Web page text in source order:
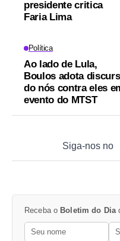
presidente critica
Faria Lima
Política
Ao lado de Lula,
Boulos adota
do nós contra eles
evento do MTST
Siga-nos no
Receba o Boletim do Dia